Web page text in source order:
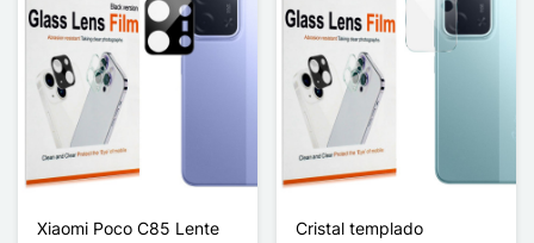
Xiaomi Poco C85 Lente
Cristal templado